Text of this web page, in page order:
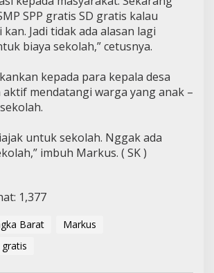
SPP gratis SD gratis kalau
Jadi tidak ada alasan lagi
biaya sekolah,” cetusnya.
kepada para kepala desa
mendatangi warga yang anak –
untuk sekolah. Nggak ada
imbuh Markus. ( SK )
1,377
Barat
Markus